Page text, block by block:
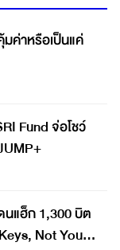
ค่าหรือเป็นแค่
Fund จ่อโชว์
แฮ็ก 1,300 บิต